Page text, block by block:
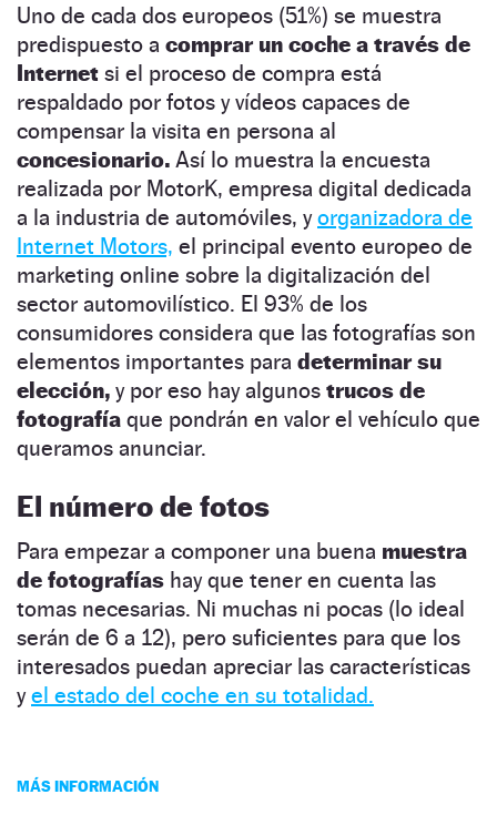
Uno de cada dos europeos (51%) se muestra
predispuesto a comprar un coche a través de
Internet si el proceso de compra está
respaldado por fotos y vídeos capaces de
compensar la visita en persona al
concesionario. Así lo muestra la encuesta
realizada por MotorK, empresa digital dedicada
a la industria de automóviles, yorganizadora de
Internet Motors, el principal evento europeo de
marketing online sobre la digitalización del
sector automovilístico. El 93% de los
consumidores considera que las fotografías son
elementos importantes para determinar su
elección, y por eso hay algunos trucos de
fotografía que pondrán en valor el vehículo que
queramos anunciar.
El número de fotos
Para empezar a componer una buena muestra
de fotografías hay que tener en cuenta las
tomas necesarias. Ni muchas ni pocas (lo ideal
serán de 6 a 12), pero suficientes para que los
interesados puedan apreciar las características
yel estado del coche en su totalidad.
MÁS INFORMACIÓN